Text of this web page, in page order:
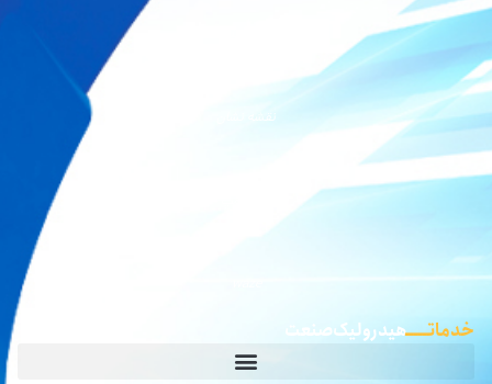
نقشه نشان
خدماتـــــهیدرولیک صنعت